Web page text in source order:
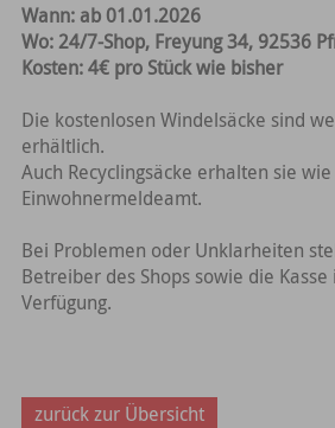
Wann: ab 01.01.2026
Wo: 24/7-Shop, Freyung 34, 92536
Kosten: 4€ pro Stück wie bisher
Die kostenlosen Windelsäcke sind
erhältlich.
Auch Recyclingsäcke erhalten sie
Einwohnermeldeamt.
Bei Problemen oder Unklarheiten
Betreiber des Shops sowie die
Verfügung.
zurück zur Übersicht